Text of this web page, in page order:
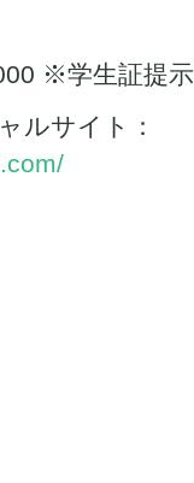
※学生証提
ルサイト：